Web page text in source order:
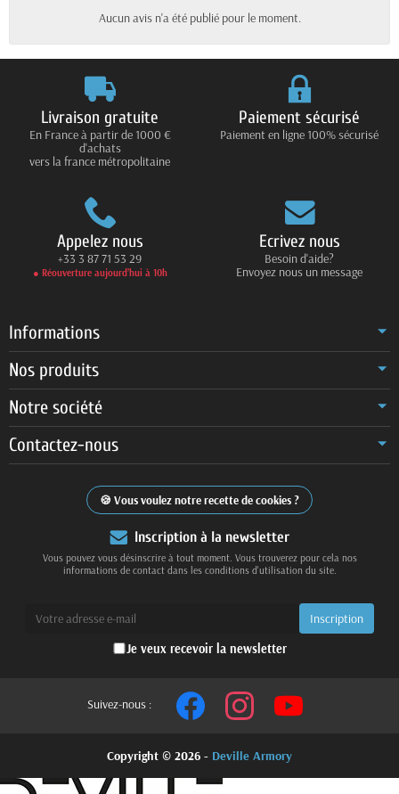
Aucun avis n'a été publié pour le moment.
Livraison gratuite
En France à partir de 1000 €
d'achats
vers la france métropolitaine
Paiement sécurisé
Paiement en ligne 100% sécurisé
Appelez nous
+33 3 87 71 53 29
● Réouverture aujourd’hui à 10h
Ecrivez nous
Besoin d'aide?
Envoyez nous un message
Informations
Nos produits
Notre société
Contactez-nous
Vous voulez notre recette de cookies ?
Inscription à la newsletter
Vous pouvez vous désinscrire à tout moment. Vous trouverez pour cela nos
informations de contact dans les conditions d'utilisation du site.
Je veux recevoir la newsletter
Suivez-nous :
Copyright © 2026 - Deville Armory